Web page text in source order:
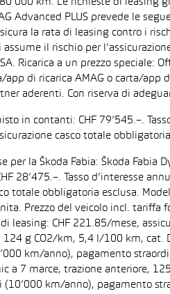
km. Le richieste di
Advanced PLUS prevede le
la rata di leasing contro i
il rischio per
SA. Ricarica a un prezzo
di ricarica AMAG o carta/
aderenti. Con riserva di
in contanti: CHF 79’545.–.
casco totale
per la Škoda Fabia: Škoda
28’475.–. Tasso d’interesse
totale obbligatoria esclusa.
Prezzo del veicolo incl. tariffa
leasing: CHF 221.85/mese,
g CO2/km, 5,4 l/100 km,
km/anno), pagamento
a 7 marce, trazione anteriore,
km/anno), pagamento